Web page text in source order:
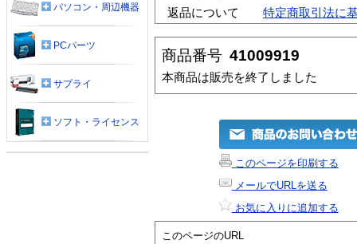
返品について
特定商取引法に
商品番号 41009919
本商品は販売を終了しました
このページを印刷する
メールでURLを送る
お気に入りに追加する
このページのURL
パソコン・周辺機器
PCパーツ
サプライ
ソフト・ライセンス